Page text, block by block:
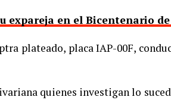
expareja en el Bicentenario
plateado, placa IAP-00F,
quienes investigan lo